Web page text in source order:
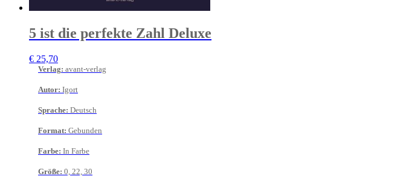
5 ist die perfekte Zahl Deluxe
€ 25,70
Verlag: avant-verlag
Autor: Igort
Sprache: Deutsch
Format: Gebunden
Farbe: In Farbe
Größe: 0, 22, 30